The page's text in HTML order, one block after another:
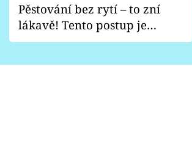
Pěstování bez rytí – to zní
lákavě! Tento postup je
vhodný jen pro některé